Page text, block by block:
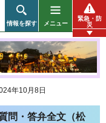
情報を探す メニュー
緊急・防
災
年10月8日
問・答弁全文（松